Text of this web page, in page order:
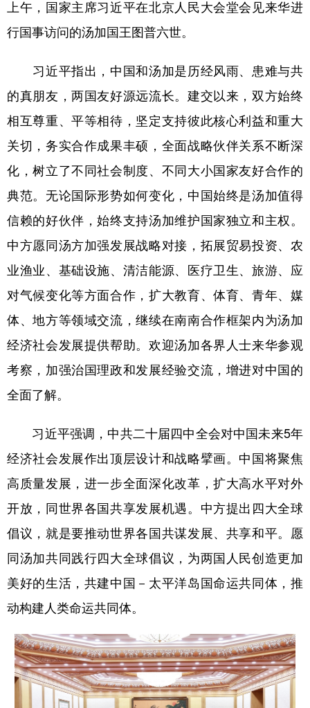
北京 天津 河北 山西
辽宁 吉林
山东 河南 湖北 湖南
广东 广西 海南 重庆
四川 贵州 云南 西藏
陕西 甘肃 青海 宁夏
English Español Français عربى
Русский язык 日本語 한국어
Deutsch Português
上午，国家主席习近平在北京人民大会堂会见来华进
行国事访问的汤加国王图普六世。
习近平指出，中国和汤加是历经风雨、患难与共
的真朋友，两国友好源远流长。建交以来，双方始终
相互尊重、平等相待，坚定支持彼此核心利益和重大
关切，务实合作成果丰硕，全面战略伙伴关系不断深
化，树立了不同社会制度、不同大小国家友好合作的
典范。无论国际形势如何变化，中国始终是汤加值得
信赖的好伙伴，始终支持汤加维护国家独立和主权。
中方愿同汤方加强发展战略对接，拓展贸易投资、农
业渔业、基础设施、清洁能源、医疗卫生、旅游、应
对气候变化等方面合作，扩大教育、体育、青年、媒
体、地方等领域交流，继续在南南合作框架内为汤加
经济社会发展提供帮助。欢迎汤加各界人士来华参观
考察，加强治国理政和发展经验交流，增进对中国的
全面了解。
习近平强调，中共二十届四中全会对中国未来5年
经济社会发展作出顶层设计和战略擘画。中国将聚焦
高质量发展，进一步全面深化改革，扩大高水平对外
开放，同世界各国共享发展机遇。中方提出四大全球
倡议，就是要推动世界各国共谋发展、共享和平。愿
同汤加共同践行四大全球倡议，为两国人民创造更加
美好的生活，共建中国－太平洋岛国命运共同体，推
动构建人类命运共同体。